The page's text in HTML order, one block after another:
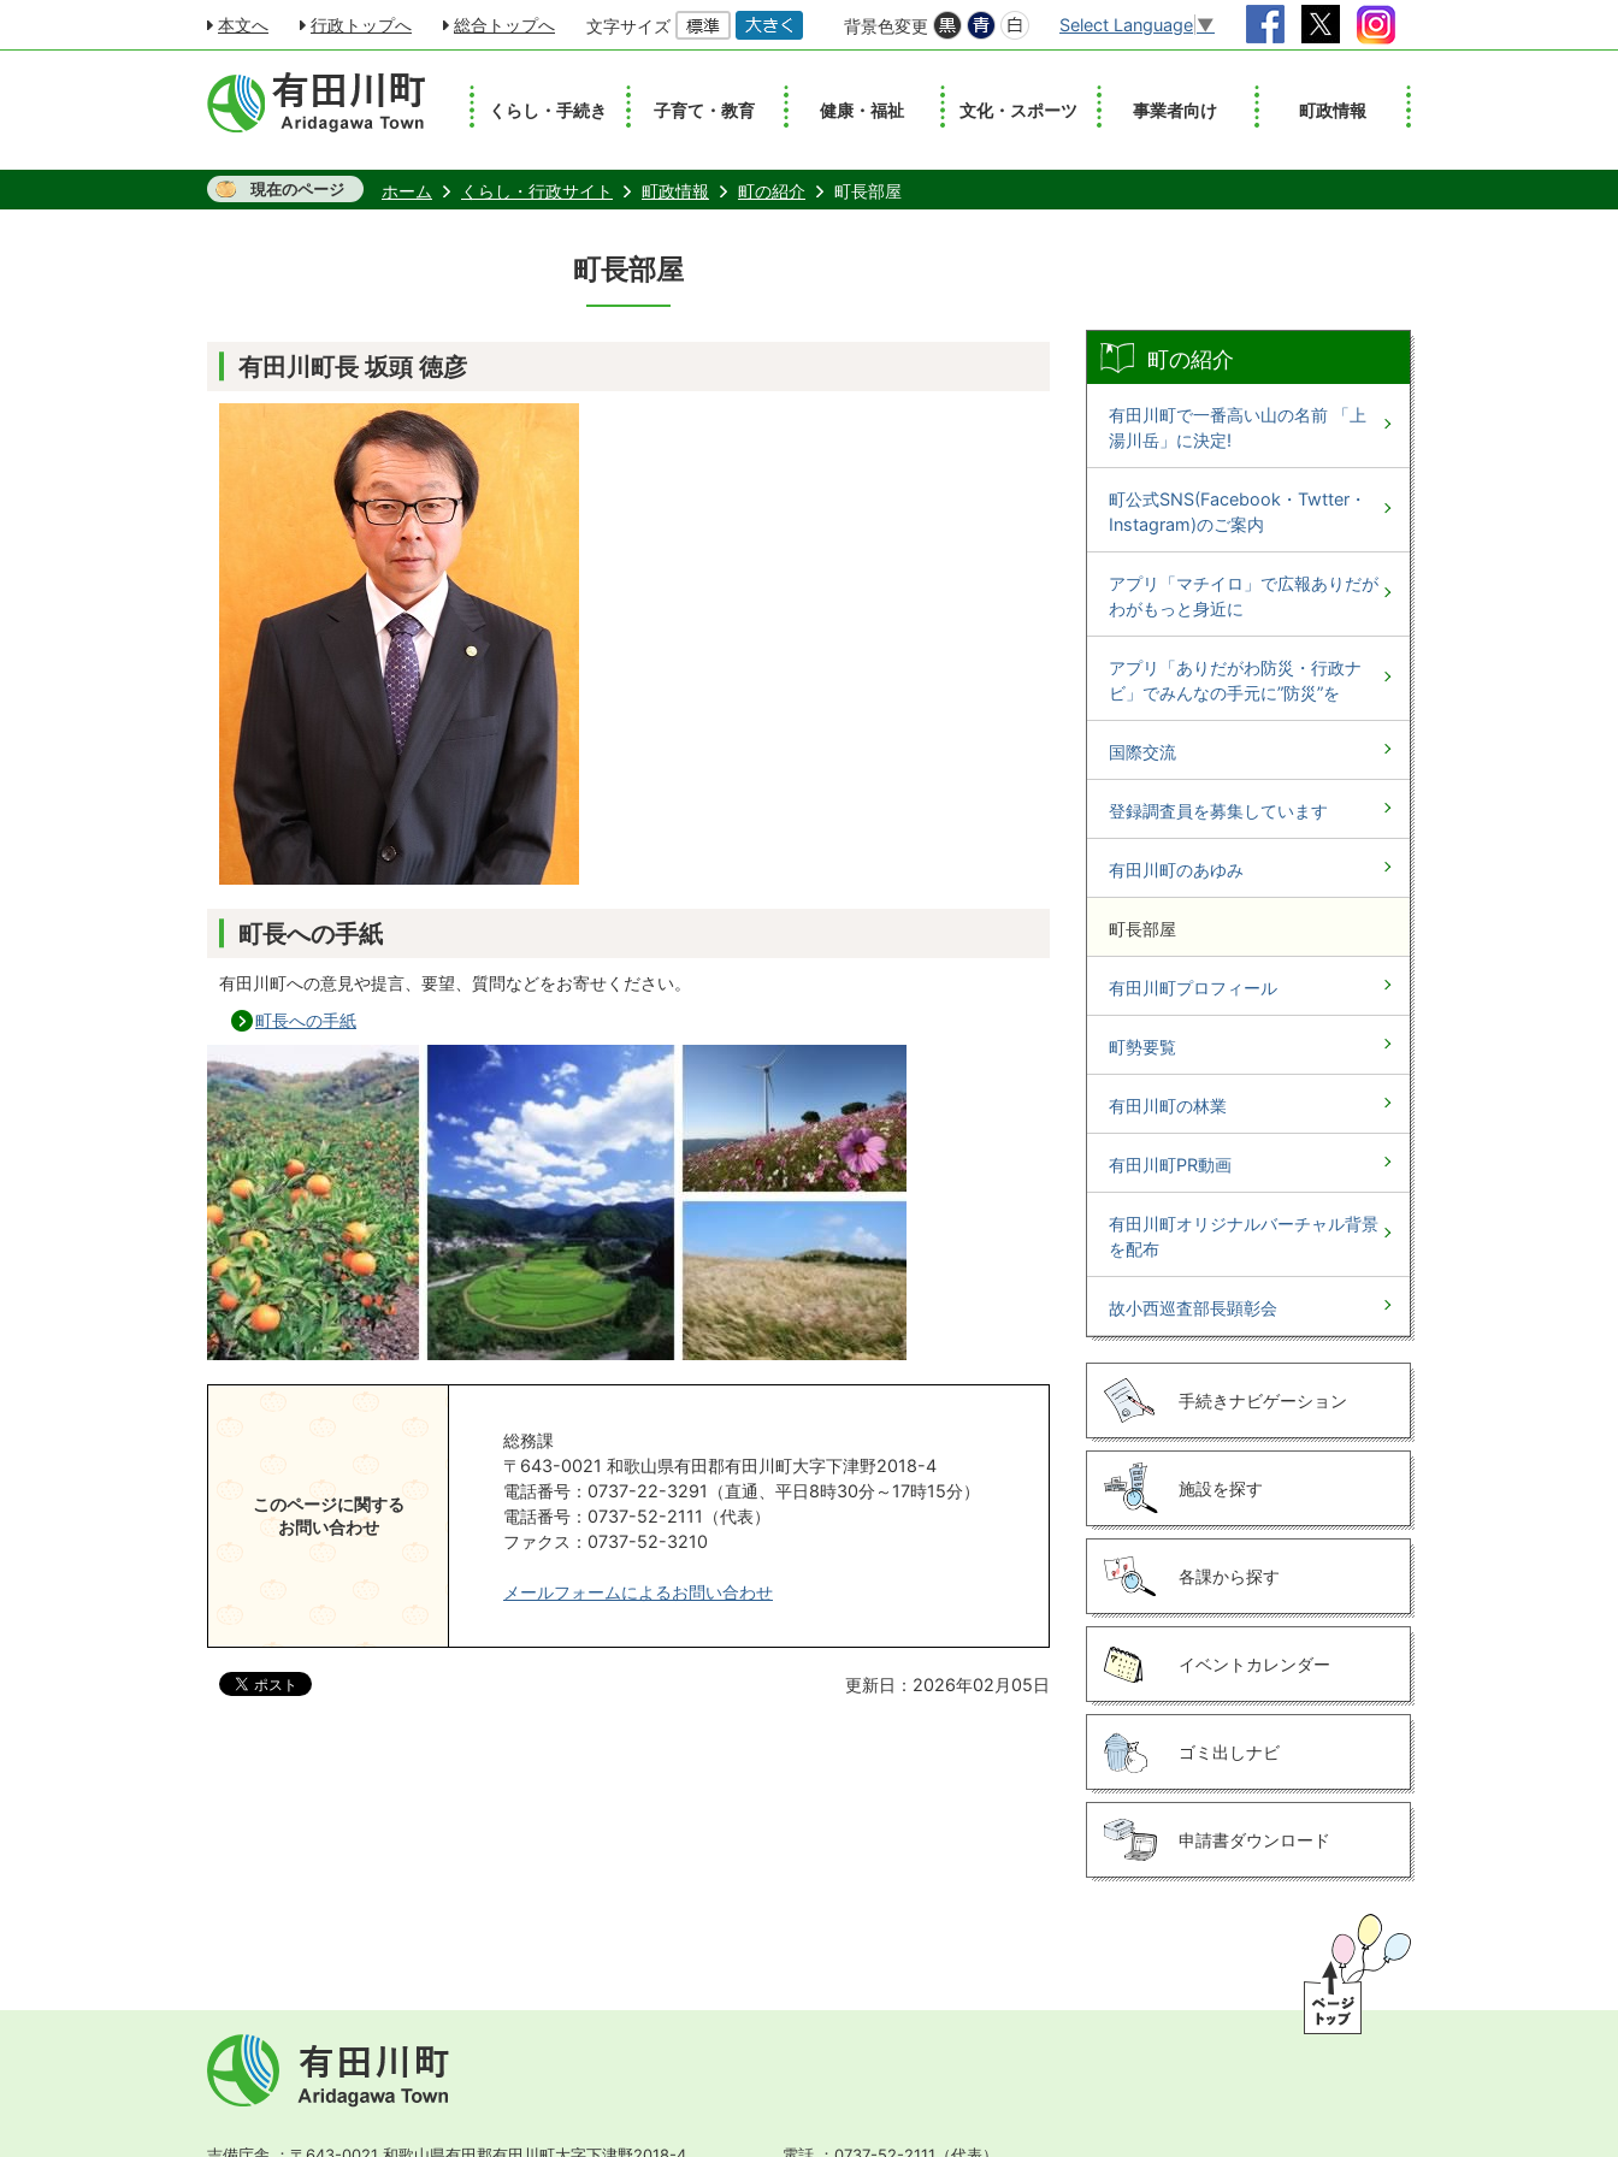
本文へ 行政トップへ 総合トップへ 文字サイズ 背景色変更 Select Language ▼
くらし・手続き 子育て・教育 健康・福祉 文化・スポーツ 事業者向け 町政情報
現在のページ ホーム くらし・行政サイト 町政情報 町の紹介 町長部屋
町長部屋
有田川町長 坂頭 徳彦
町長への手紙
有田川町への意見や提言、要望、質問などをお寄せください。
町長への手紙
このページに関する
お問い合わせ
総務課
〒643-0021 和歌山県有田郡有田川町大字下津野2018-4
電話番号：0737-22-3291（直通、平日8時30分～17時15分）
電話番号：0737-52-2111（代表）
ファクス：0737-52-3210
メールフォームによるお問い合わせ
更新日：2026年02月05日
町の紹介
有田川町で一番高い山の名前 「上
湯川岳」に決定!
町公式SNS(Facebook・Twtter・
Instagram)のご案内
アプリ「マチイロ」で広報ありだが
わがもっと身近に
アプリ「ありだがわ防災・行政ナ
ビ」でみんなの手元に”防災”を
国際交流
登録調査員を募集しています
有田川町のあゆみ
町長部屋
有田川町プロフィール
町勢要覧
有田川町の林業
有田川町PR動画
有田川町オリジナルバーチャル背景
を配布
故小西巡査部長顕彰会
手続きナビゲーション
施設を探す
各課から探す
イベントカレンダー
ゴミ出しナビ
申請書ダウンロード
有
田
川
Town
ッ
プ